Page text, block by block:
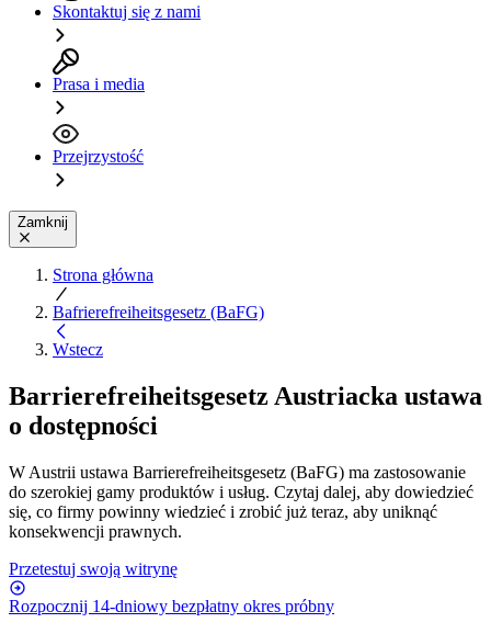
Skontaktuj się z nami
Prasa i media
Przejrzystość
Zamknij
Strona główna
Bafrierefreiheitsgesetz (BaFG)
Wstecz
Barrierefreiheitsgesetz Austriacka ustawa
o dostępności
W Austrii ustawa Barrierefreiheitsgesetz (BaFG) ma zastosowanie
do szerokiej gamy produktów i usług. Czytaj dalej, aby dowiedzieć
się, co firmy powinny wiedzieć i zrobić już teraz, aby uniknąć
konsekwencji prawnych.
Przetestuj swoją witrynę
Rozpocznij 14-dniowy bezpłatny okres próbny